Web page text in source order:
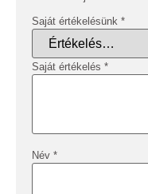
Saját értékelésünk *
Saját értékelés *
Név *